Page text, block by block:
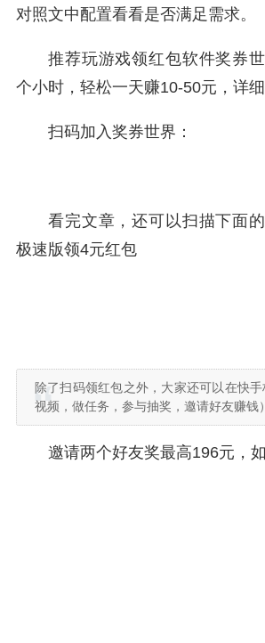
对照文中配置看看是否满足需求。
推荐玩游戏领红包软件奖券
个小时，轻松一天赚10-50元，详
扫码加入奖券世界：
看完文章，还可以扫描下面
极速版领4元红包
除了扫码领红包之外，大家还可以在快
视频，做任务，参与抽奖，邀请好友赚钱
邀请两个好友奖最高196元，